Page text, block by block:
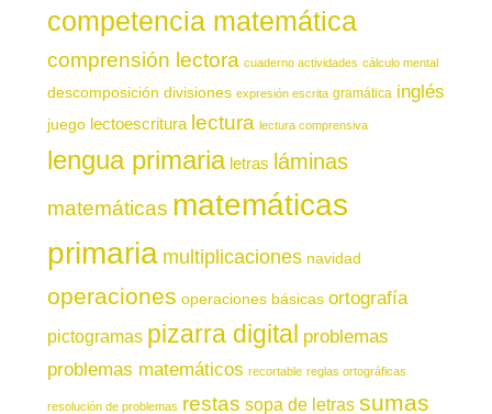
competencia matemática
comprensión lectora cuaderno actividades cálculo mental
descomposición divisiones expresión escrita gramática inglés
juego lectoescritura lectura lectura comprensiva
lengua primaria letras láminas
matemáticas matemáticas
primaria multiplicaciones navidad
operaciones operaciones básicas ortografía
pictogramas pizarra digital problemas
problemas matemáticos recortable reglas ortográficas
resolución de problemas restas sopa de letras sumas